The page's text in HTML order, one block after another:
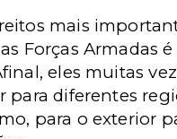
mais
Forças Armadas
eles muitas
para diferentes
para o exterior